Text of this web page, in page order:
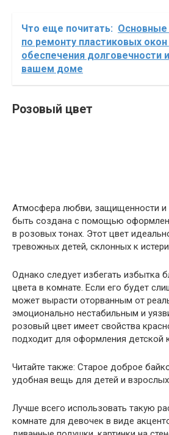
Что еще почитать: Основные
по ремонту пластиковых
обеспечения долговечности
вашем доме
Розовый цвет
Атмосфера любви, защищенности и
быть создана с помощью
в розовых тонах. Этот цвет
тревожных детей, склонных к
Однако следует избегать избытка
цвета в комнате. Если его будет
может вырасти оторванным от
эмоционально нестабильным и
розовый цвет имеет свойства
подходит для оформления детской
Читайте также: Старое доброе
удобная вещь для детей и взрослых
Лучше всего использовать такую
комнате для девочек в виде